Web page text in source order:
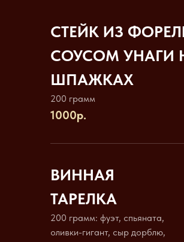
СТЕЙК ИЗ
СОУСОМ УНАГИ
ШПАЖКАХ
200 грамм
1000р.
ВИННАЯ
ТАРЕЛКА
200 грамм: фуэт, спьяната,
оливки-гигант, сыр дорблю,